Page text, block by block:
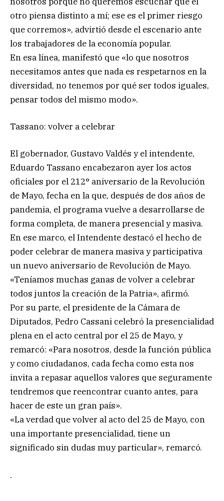
otro piensa distinto a mí; ese es el primer riesgo
que corremos», advirtió desde el escenario ante
los trabajadores de la economía popular.
En esa línea, manifestó que «lo que nosotros
necesitamos antes que nada es respetarnos en la
diversidad, no tenemos por qué ser todos iguales,
pensar todos del mismo modo».
Tassano: volver a celebrar
El gobernador, Gustavo Valdés y el intendente,
Eduardo Tassano encabezaron ayer los actos
oficiales por el 212° aniversario de la Revolución
de Mayo, fecha en la que, después de dos años de
pandemia, el programa vuelve a desarrollarse de
forma completa, de manera presencial y masiva.
En ese marco, el Intendente destacó el hecho de
poder celebrar de manera masiva y participativa
un nuevo aniversario de Revolución de Mayo.
«Teníamos muchas ganas de volver a celebrar
todos juntos la creación de la Patria», afirmó.
Por su parte, el presidente de la Cámara de
Diputados, Pedro Cassani celebró la presencialidad
plena en el acto central por el 25 de Mayo, y
remarcó: «Para nosotros, desde la función pública
y como ciudadanos, cada fecha como esta nos
invita a repasar aquellos valores que seguramente
tendremos que reencontrar cuanto antes, para
hacer de este un gran país».
«La verdad que volver al acto del 25 de Mayo, con
una importante presencialidad, tiene un
significado sin dudas muy particular», remarcó.
.